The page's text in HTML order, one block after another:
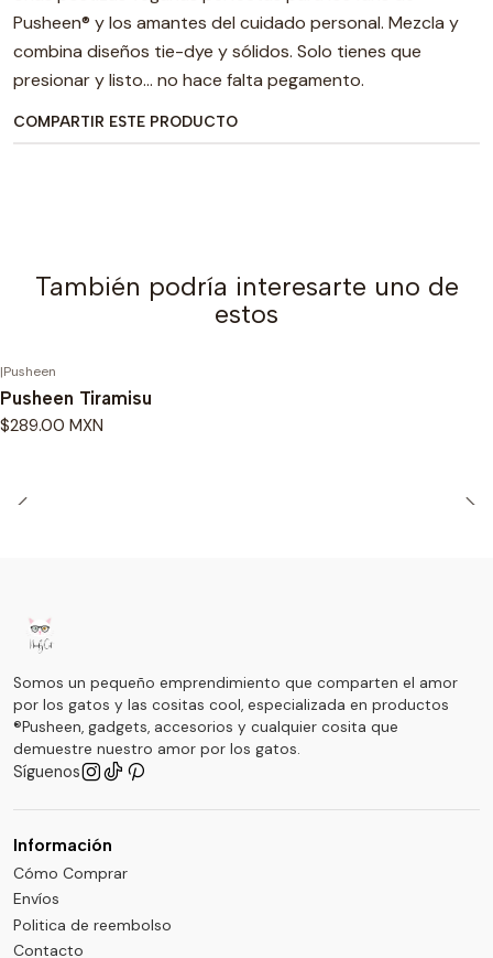
Pusheen® y los amantes del cuidado personal. Mezcla y
combina diseños tie-dye y sólidos. Solo tienes que
presionar y listo... no hace falta pegamento.
COMPARTIR ESTE PRODUCTO
También podría interesarte uno de
estos
|Pusheen
Pusheen Tiramisu
$289.00 MXN
Somos un pequeño emprendimiento que comparten el amor
por los gatos y las cositas cool, especializada en productos
®Pusheen, gadgets, accesorios y cualquier cosita que
demuestre nuestro amor por los gatos.
Síguenos
Información
Cómo Comprar
Envíos
Politica de reembolso
Contacto